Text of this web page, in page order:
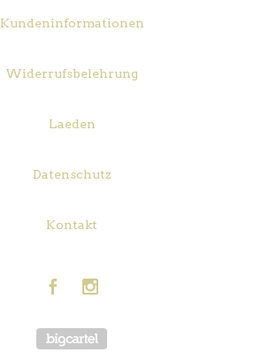
Kundeninformationen
Widerrufsbelehrung
Laeden
Datenschutz
Kontakt